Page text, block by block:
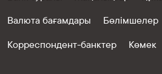
Валюта бағамдары
Бөлімшелер
Корреспондент-банктер
Көмек